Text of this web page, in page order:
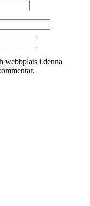
webbplats i denna